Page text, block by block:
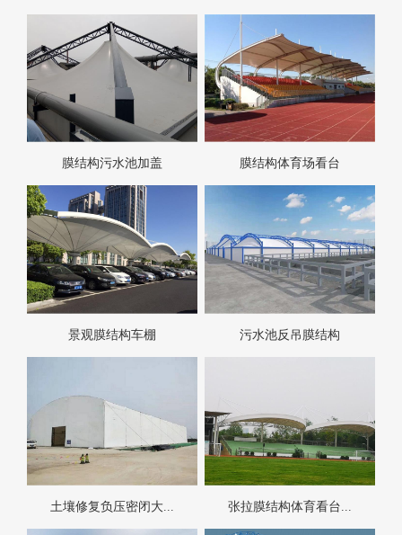
膜结构污水池加盖 膜结构体育场看台
景观膜结构车棚 污水池反吊膜结构
土壤修复负压密闭大... 张拉膜结构体育看台...